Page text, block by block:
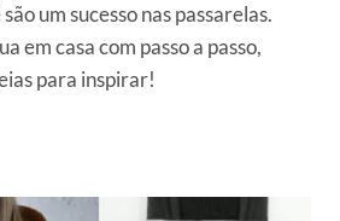
um sucesso nas passarelas.
em casa com passo a passo,
para inspirar!